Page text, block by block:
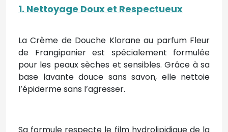
1. Nettoyage Doux et Respectueux
La Crème de Douche Klorane au parfum Fleur
de Frangipanier est spécialement formulée
pour les peaux sèches et sensibles. Grâce à sa
base lavante douce sans savon, elle nettoie
l’épiderme sans l’agresser.